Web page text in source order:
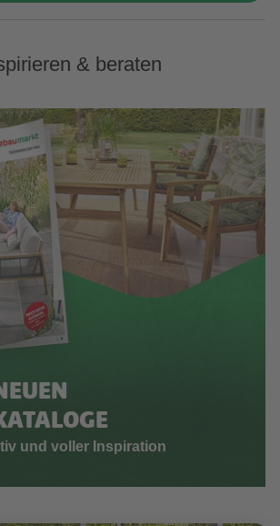
& beraten
und voller Inspiration